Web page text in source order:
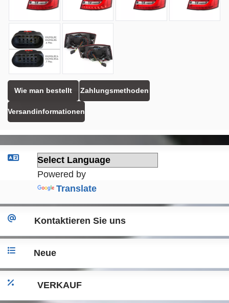
Wie man bestellt Zahlungsmethoden
Versandinformationen
Powered by
Translate
Kontaktieren Sie uns
Neue
VERKAUF